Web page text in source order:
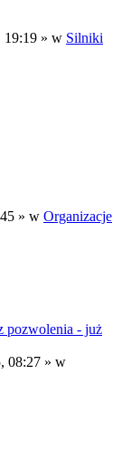
19:19 » w Silniki
» w Organizacje
pozwolenia - już
08:27 » w